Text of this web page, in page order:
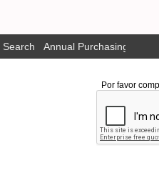
Search Annual Purchasing Plan
Por favor